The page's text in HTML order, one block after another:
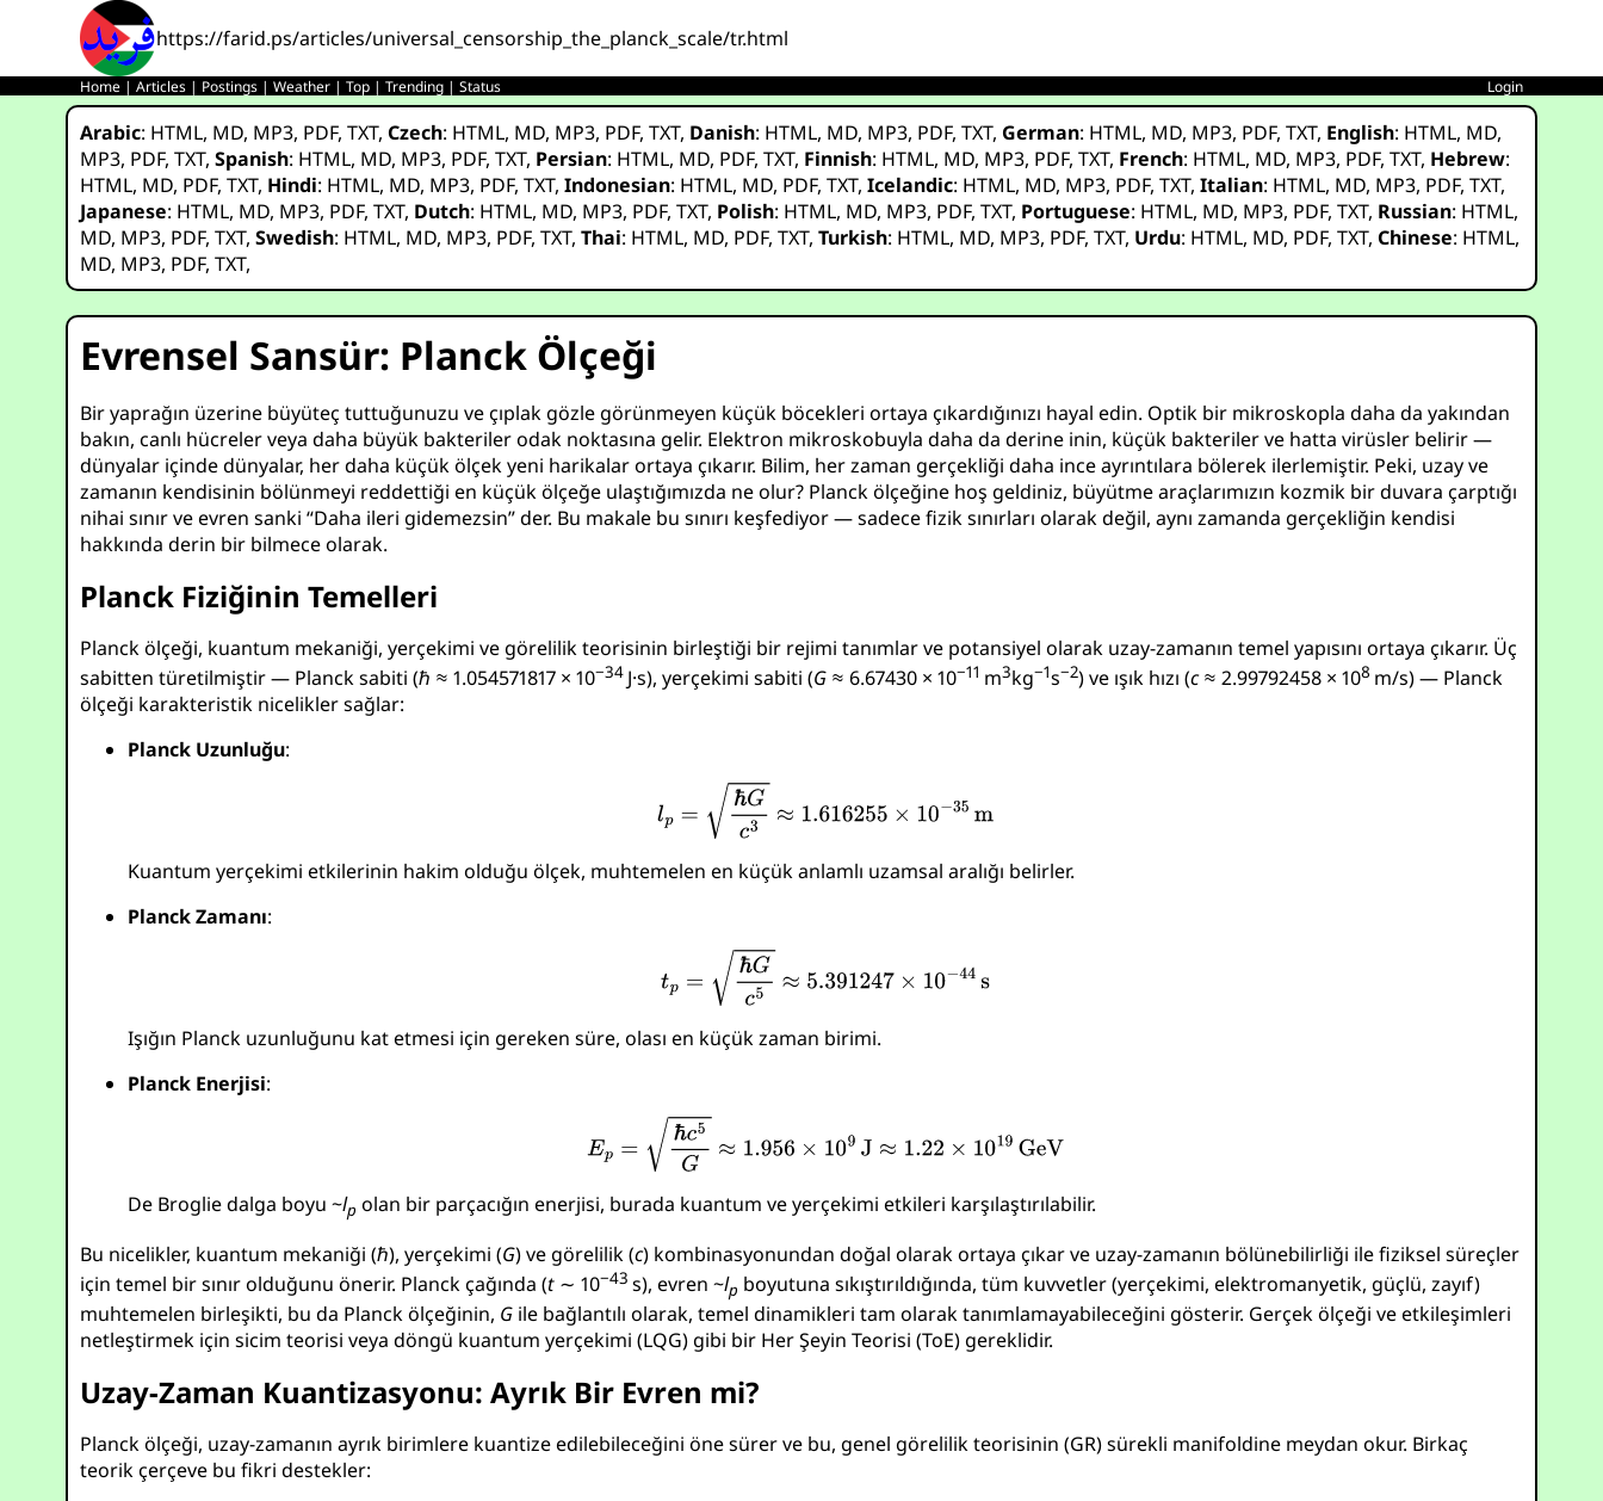
https://farid.ps/articles/universal_censorship_the_planck_scale/tr.html
Home |Articles | Postings |Weather |Top |Trending |Status Login
Arabic: HTML, MD, MP3, PDF,TXT,Czech: HTML, MD, MP3, PDF,TXT, Danish: HTML, MD, MP3, PDF,TXT, German: HTML, MD, MP3, PDF,TXT, English: HTML, MD,
MP3, PDF,TXT,Spanish: HTML, MD, MP3, PDF,TXT, Persian: HTML, MD, PDF,TXT, Finnish: HTML, MD, MP3, PDF,TXT, French: HTML, MD, MP3, PDF,TXT, Hebrew:
HTML, MD, PDF,TXT, Hindi: HTML, MD, MP3, PDF,TXT,Indonesian: HTML, MD, PDF,TXT,Icelandic: HTML, MD, MP3, PDF,TXT,Italian: HTML, MD, MP3, PDF,TXT,
Japanese: HTML, MD, MP3, PDF,TXT, Dutch: HTML, MD, MP3, PDF,TXT, Polish: HTML, MD, MP3, PDF,TXT, Portuguese: HTML, MD, MP3, PDF,TXT, Russian: HTML,
MD, MP3, PDF,TXT,Swedish: HTML, MD, MP3, PDF,TXT,Thai: HTML, MD, PDF,TXT,Turkish: HTML, MD, MP3, PDF,TXT, Urdu: HTML, MD, PDF,TXT,Chinese: HTML,
MD, MP3, PDF,TXT,
Evrensel Sansür: Planck Ölçeği
Bir yaprağın üzerine büyüteç tuttuğunuzu ve çıplak gözle görünmeyen küçük böcekleri ortaya çıkardığınızı hayal edin. Optik bir mikroskopla daha da yakından
bakın, canlı hücreler veya daha büyük bakteriler odak noktasına gelir. Elektron mikroskobuyla daha da derine inin, küçük bakteriler ve hatta virüsler belirir —
dünyalar içinde dünyalar, her daha küçük ölçek yeni harikalar ortaya çıkarır. Bilim, her zaman gerçekliği daha ince ayrıntılara bölerek ilerlemiştir. Peki, uzay ve
zamanın kendisinin bölünmeyi reddettiği en küçük ölçeğe ulaştığımızda ne olur? Planck ölçeğine hoş geldiniz, büyütme araçlarımızın kozmik bir duvara çarptığı
nihai sınır ve evren sanki “Daha ileri gidemezsin” der. Bu makale bu sınırı keşfediyor — sadece fizik sınırları olarak değil, aynı zamanda gerçekliğin kendisi
hakkında derin bir bilmece olarak.
Planck Fiziğinin Temelleri
Planck ölçeği, kuantum mekaniği, yerçekimi ve görelilik teorisinin birleştiği bir rejimi tanımlar ve potansiyel olarak uzay-zamanın temel yapısını ortaya çıkarır. Üç
sabitten türetilmiştir — Planck sabiti (ℏ ≈ 1.054571817 × 10−34 J·s), yerçekimi sabiti (G ≈ 6.67430 × 10−11 m3kg−1s−2) ve ışık hızı (c≈ 2.99792458 × 108 m/s) — Planck
ölçeği karakteristik nicelikler sağlar:
Planck Uzunluğu:
Kuantum yerçekimi etkilerinin hakim olduğu ölçek, muhtemelen en küçük anlamlı uzamsal aralığı belirler.
Planck Zamanı:
Işığın Planck uzunluğunu kat etmesi için gereken süre, olası en küçük zaman birimi.
Planck Enerjisi:
De Broglie dalga boyu ~lp olan bir parçacığın enerjisi, burada kuantum ve yerçekimi etkileri karşılaştırılabilir.
Bu nicelikler, kuantum mekaniği (ℏ), yerçekimi (G) ve görelilik (c) kombinasyonundan doğal olarak ortaya çıkar ve uzay-zamanın bölünebilirliği ile fiziksel süreçler
için temel bir sınır olduğunu önerir. Planck çağında (t∼ 10−43 s), evren ~lp boyutuna sıkıştırıldığında, tüm kuvvetler (yerçekimi, elektromanyetik, güçlü, zayıf)
muhtemelen birleşikti, bu da Planck ölçeğinin, G ile bağlantılı olarak, temel dinamikleri tam olarak tanımlamayabileceğini gösterir. Gerçek ölçeği ve etkileşimleri
netleştirmek için sicim teorisi veya döngü kuantum yerçekimi (LQG) gibi bir Her Şeyin Teorisi (ToE) gereklidir.
Uzay-Zaman Kuantizasyonu: Ayrık Bir Evren mi?
Planck ölçeği, uzay-zamanın ayrık birimlere kuantize edilebileceğini öne sürer ve bu, genel görelilik teorisinin (GR) sürekli manifoldine meydan okur. Birkaç
teorik çerçeve bu fikri destekler: